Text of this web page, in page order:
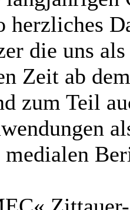
herzliches
die uns
Zeit ab
zum Teil